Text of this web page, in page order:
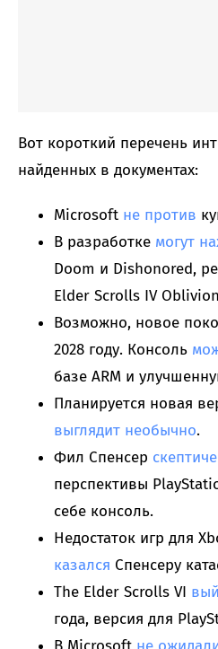
Вот короткий перечень
найденных в документах:
Microsoft не против
В разработке могут
Doom и Dishonored,
Elder Scrolls IV
Возможно, новое
2028 году. Консоль
базе ARM и
Планируется новая
выглядит необычно.
Фил Спенсер
перспективы
себе консоль.
Недостаток игр для
казался Спенсеру
The Elder Scrolls VI
года, версия для